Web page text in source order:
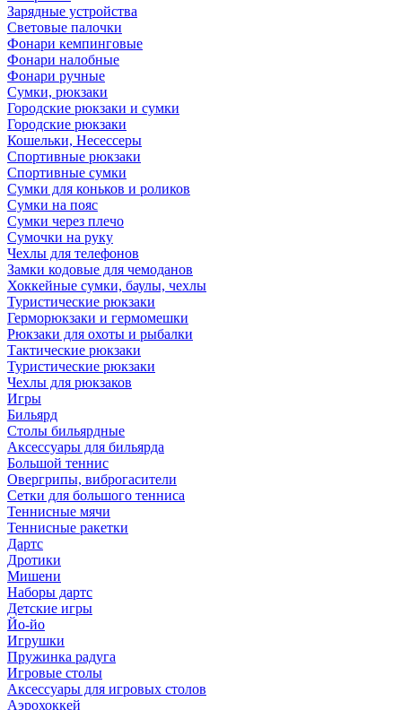
Зарядные устройства
Световые палочки
Фонари кемпинговые
Фонари налобные
Фонари ручные
Сумки, рюкзаки
Городские рюкзаки и сумки
Городские рюкзаки
Кошельки, Несессеры
Спортивные рюкзаки
Спортивные сумки
Сумки для коньков и роликов
Сумки на пояс
Сумки через плечо
Сумочки на руку
Чехлы для телефонов
Замки кодовые для чемоданов
Хоккейные сумки, баулы, чехлы
Туристические рюкзаки
Герморюкзаки и гермомешки
Рюкзаки для охоты и рыбалки
Тактические рюкзаки
Туристические рюкзаки
Чехлы для рюкзаков
Игры
Бильярд
Столы бильярдные
Аксессуары для бильярда
Большой теннис
Овергрипы, виброгасители
Сетки для большого тенниса
Теннисные мячи
Теннисные ракетки
Дартс
Дротики
Мишени
Наборы дартс
Детские игры
Йо-йо
Игрушки
Пружинка радуга
Игровые столы
Аксессуары для игровых столов
Аэрохоккей